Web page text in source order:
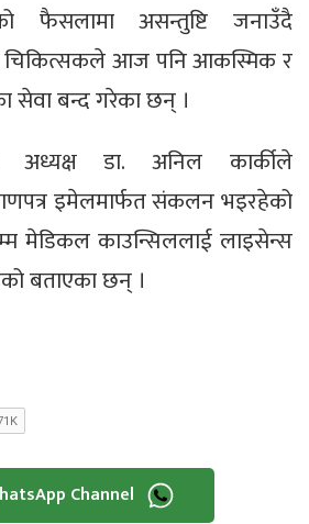
फैसलामा असन्तुष्टि जनाउँदै
चिकित्सकले आज पनि आकस्मिक र
सेवा बन्द गरेका छन् ।
डा. अनिल कार्कीले
इमेलमार्फत संकलन भइरहेको
मेडिकल काउन्सिललाई लाइसेन्स
बताएका छन् ।
Channel